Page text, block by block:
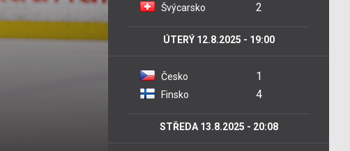
Švýcarsko 2
ÚTERÝ 12.8.2025 - 19:00
Česko 1
Finsko 4
STŘEDA 13.8.2025 - 20:08